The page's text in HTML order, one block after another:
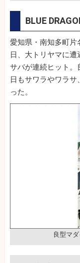
BLUE
愛知県・南知多町片
日、大トリヤマに
サバが連続ヒット
日もサワラやワラ
った。
良型マ